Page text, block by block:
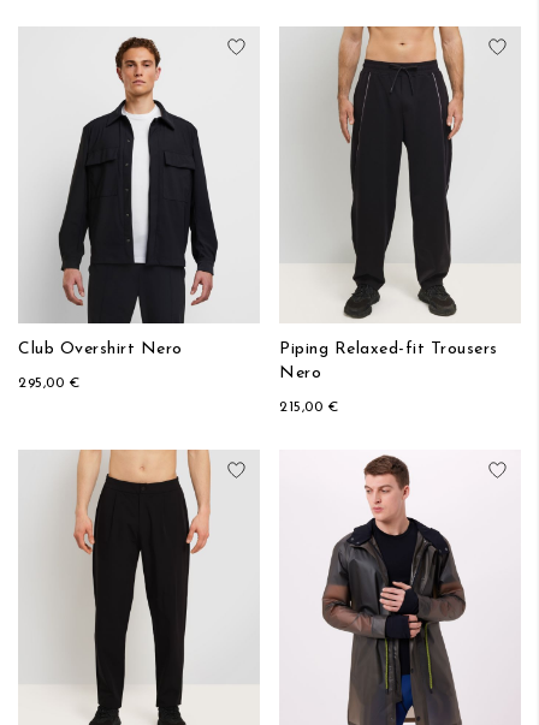
Aggiungi alla lista desideri
Club Overshirt Nero
295,00 €
Piping Relaxed-fit Trousers
Nero
215,00 €
Aggiungi alla lista desideri